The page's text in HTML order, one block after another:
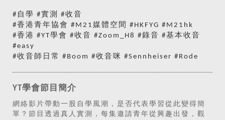
#自學 #實測 #收音
#香港青年協會 #M21媒體空間 #HKFYG #M21hk
#香港 #YT學會 #收音 #Zoom_H8 #錄音 #基本收音
#easy
#收音師日常 #Boom #收音咪 #Sennheiser #Rode
YT學會節目簡介
網絡影片帶動一股自學風潮，是否代表學習從此變得簡
單？節目透過真人實測，每集邀請青年從興趣出發，觀